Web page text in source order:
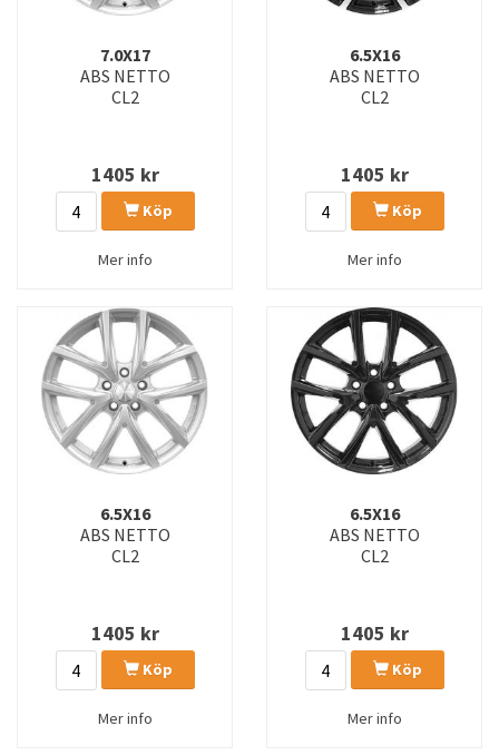
7.0X17
ABS NETTO
CL2
1405 kr
Köp
Mer info
6.5X16
ABS NETTO
CL2
1405 kr
Köp
Mer info
6.5X16
ABS NETTO
CL2
1405 kr
Köp
Mer info
6.5X16
ABS NETTO
CL2
1405 kr
Köp
Mer info